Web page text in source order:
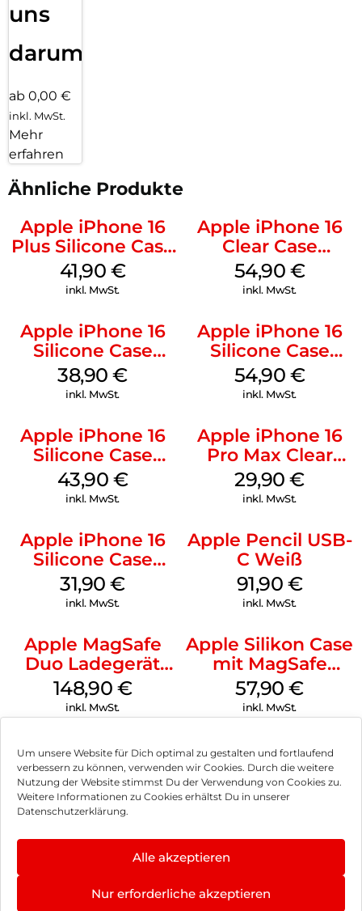
Um unsere Website für Dich optimal zu gestalten und fortlaufend
verbessern zu können, verwenden wir Cookies. Durch die weitere
Nutzung der Website stimmst Du der Verwendung von Cookies zu.
Weitere Informationen zu Cookies erhältst Du in unserer
Datenschutzerklärung.
Alle akzeptieren
Nur erforderliche akzeptieren
uns
darum!
ab 0,00 €
inkl. MwSt.
Mehr
erfahren
Ähnliche Produkte
Apple iPhone 16
Plus Silicone Case
MagSafe Stone
Gray
41,90 €
inkl. MwSt.
Apple iPhone 16
Clear Case
MagSafe
Transparent
54,90 €
inkl. MwSt.
Apple iPhone 16
Silicone Case
MagSafe
Ultramarine
38,90€
inkl. MwSt.
Apple iPhone 16
Silicone Case
MagSafe Black
54,90 €
inkl. MwSt.
Apple iPhone 16
Silicone Case
MagSafe Plum
43,90 €
inkl. MwSt.
Apple iPhone 16
Pro Max Clear
Case MagSafe
Transparent
29,90€
inkl. MwSt.
Apple iPhone 16
Silicone Case
MagSafe Fuchsia
31,90€
inkl. MwSt.
Apple Pencil USB-
C Weiß
91,90 €
inkl. MwSt.
Apple MagSafe
Duo Ladegerät
Weiß
148,90 €
inkl. MwSt.
Apple Silikon Case
mit MagSafe
iPhone 14 Pro
(PRODUCT)RED
57,90€
inkl. MwSt.
Impressum